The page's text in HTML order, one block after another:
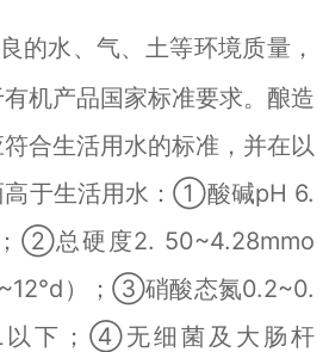
的水、气、土等环境质量，
机产品国家标准要求。酿造
符合生活用水的标准，并在以
于生活用水：①酸碱pH 6.
；②总硬度2. 50~4.28mmo
°d ）；③硝酸态氮0.2~0.
以下；④无细菌及大肠杆